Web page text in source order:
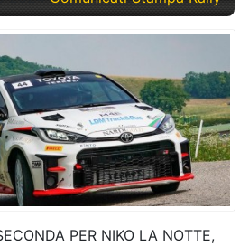
PER NIKO LA NOTTE,